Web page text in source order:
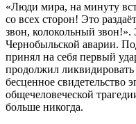
«Люди мира, на минуту
со всех сторон! Это
звон, колокольный
Чернобыльской аварии.
принял на себя первый
продолжил
бесценное свидетельство
общечеловеческой
больше никогда.